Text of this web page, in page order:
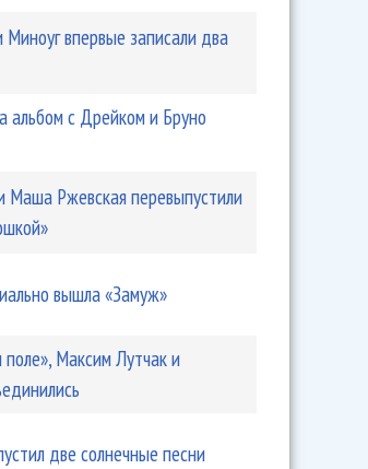
впервые записали два
альбом с Дрейком и Бруно
Ржевская перевыпустили
вышла «Замуж»
Максим Лутчак и
две солнечные песни